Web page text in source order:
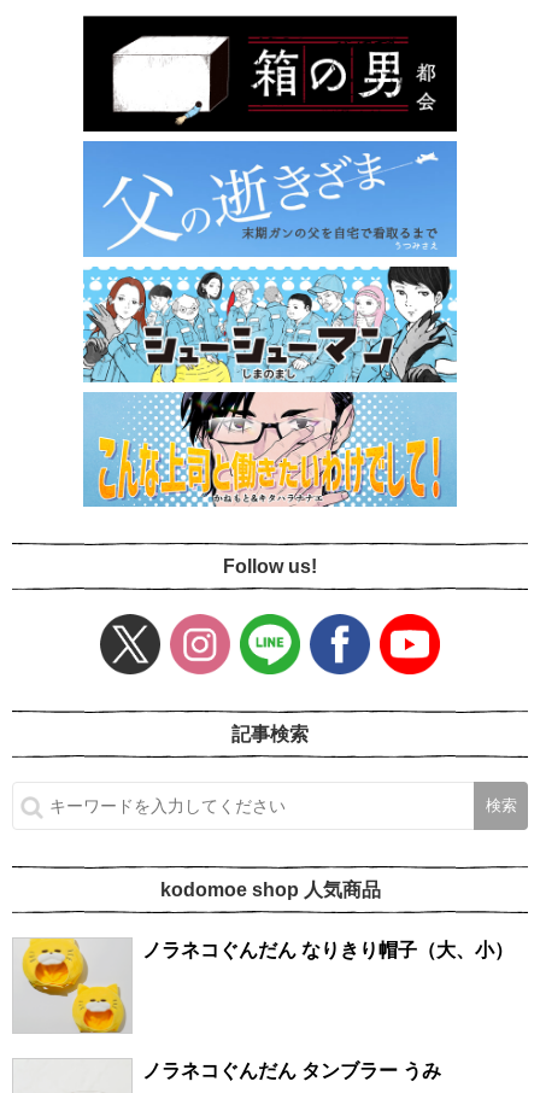
Follow us!
記事検索
kodomoe shop 人気商品
ノラネコぐんだん なりきり帽子（大、小）
ノラネコぐんだん タンブラー うみ